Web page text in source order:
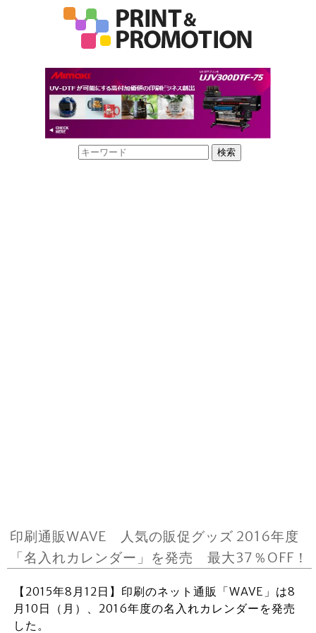
印刷通販WAVE 人気の販促グッズ 2016年度
「名入れカレンダー」を発売 最大37％OFF！
【2015年8月12日】印刷のネット通販「WAVE」は8
月10日（月）、2016年度の名入れカレンダーを発売
した。